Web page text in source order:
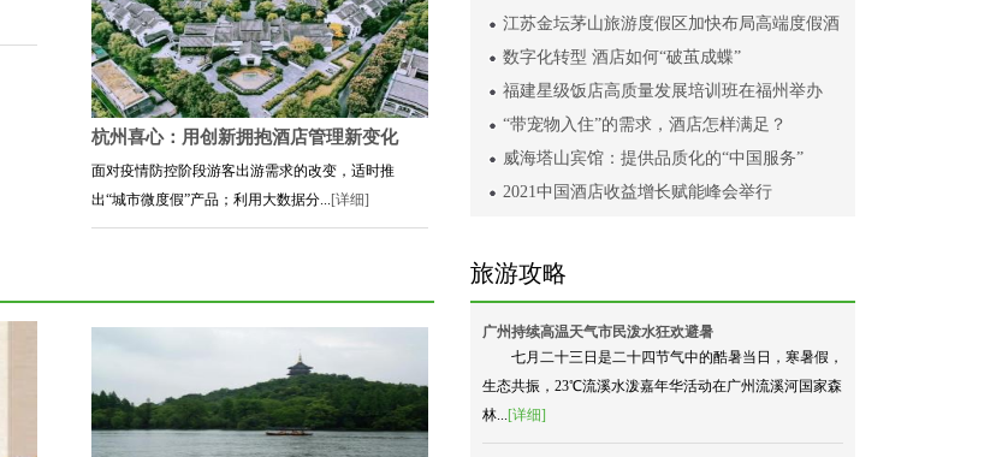
杭州喜心：用创新拥抱酒店管理新变化
面对疫情防控阶段游客出游需求的改变，适时推
出“城市微度假”产品；利用大数据分... [详细]
江苏金坛茅山旅游度假区加快布局高端度假酒
数字化转型 酒店如何“破茧成蝶”
福建星级饭店高质量发展培训班在福州举办
“带宠物入住”的需求，酒店怎样满足？
威海塔山宾馆：提供品质化的“中国服务”
2021中国酒店收益增长赋能峰会举行
旅游攻略
广州持续高温天气市民泼水狂欢避暑
七月二十三日是二十四节气中的酷暑当日，寒暑假，
生态共振，23℃流溪水泼嘉年华活动在广州流溪河国家森
林...[详细]